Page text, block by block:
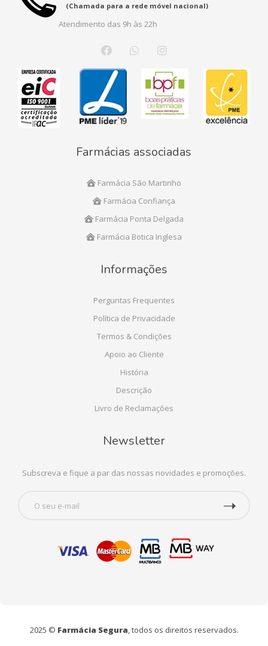
(Chamada para a rede móvel nacional)
Atendimento das 9h às 22h
Farmácias associadas
Farmácia São Martinho
Farmácia Confiança
Farmácia Ponta Delgada
Farmácia Botica Inglesa
Informações
Perguntas Frequentes
Política de Privacidade
Termos & Condições
Apoio ao Cliente
História
Descrição
Livro de Reclamações
Newsletter
Subscreva e fique a par das nossas novidades e promoções.
2025 © Farmácia Segura, todos os direitos reservados.